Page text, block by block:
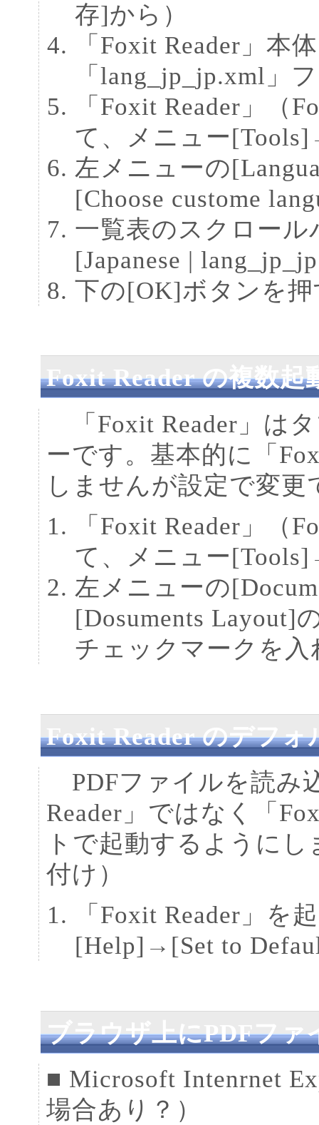
存]から）
「Foxit Reader」本
「lang_jp_jp.xml」
「Foxit Reader」（
て、メニュー
左メニューの
[Choose custome
一覧表のスクロー
[Japanese |
下の[OK]ボタンを押
Foxit Reader の複数起
「Foxit Reader」は
ーです。基本的に「
しませんが設定で変更
「Foxit Reader」（
て、メニュー
左メニューの
[Dosuments Layout]
チェックマークを入
Foxit Reader のデフォ
PDFファイルを読み
Reader」ではなく「
トで起動するように
付け）
「Foxit Reader」を
[Help]→[Set to
ブラウザ上にPDFファ
■ Microsoft Intenrnet
場合あり？）